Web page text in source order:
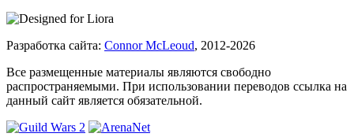
Разработка сайта: Connor McLeoud, 2012-2026
Все размещенные материалы являются свободно
распространяемыми. При использовании переводов ссылка на
данный сайт является обязательной.